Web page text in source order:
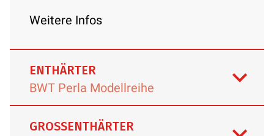
Weitere Infos
ENTHÄRTER
BWT Perla Modellreihe
GROSSENTHÄRTER